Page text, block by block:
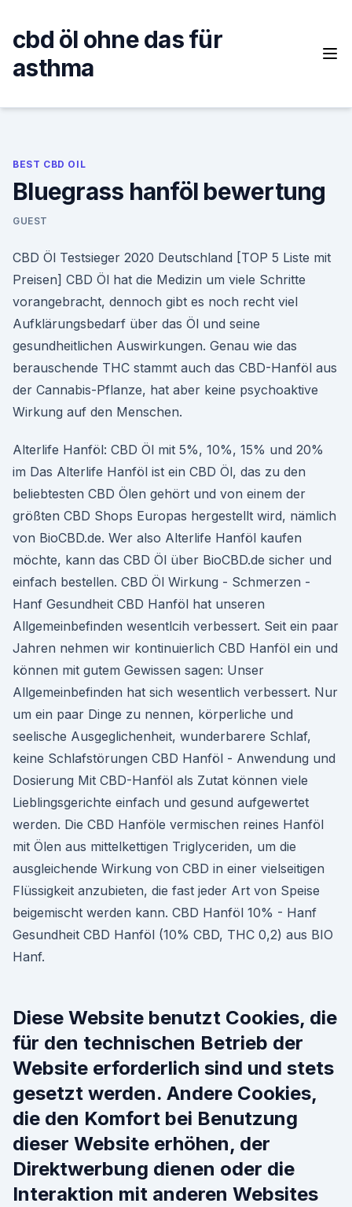
content
cbd öl ohne das für
asthma
BEST CBD OIL
Bluegrass hanföl bewertung
GUEST
CBD Öl Testsieger 2020 Deutschland [TOP 5 Liste mit
Preisen] CBD Öl hat die Medizin um viele Schritte
vorangebracht, dennoch gibt es noch recht viel
Aufklärungsbedarf über das Öl und seine
gesundheitlichen Auswirkungen. Genau wie das
berauschende THC stammt auch das CBD-Hanföl aus
der Cannabis-Pflanze, hat aber keine psychoaktive
Wirkung auf den Menschen.
Alterlife Hanföl: CBD Öl mit 5%, 10%, 15% und 20%
im Das Alterlife Hanföl ist ein CBD Öl, das zu den
beliebtesten CBD Ölen gehört und von einem der
größten CBD Shops Europas hergestellt wird, nämlich
von BioCBD.de. Wer also Alterlife Hanföl kaufen
möchte, kann das CBD Öl über BioCBD.de sicher und
einfach bestellen. CBD Öl Wirkung - Schmerzen -
Hanf Gesundheit CBD Hanföl hat unseren
Allgemeinbefinden wesentlcih verbessert. Seit ein paar
Jahren nehmen wir kontinuierlich CBD Hanföl ein und
können mit gutem Gewissen sagen: Unser
Allgemeinbefinden hat sich wesentlich verbessert. Nur
um ein paar Dinge zu nennen, körperliche und
seelische Ausgeglichenheit, wunderbarere Schlaf,
keine Schlafstörungen CBD Hanföl - Anwendung und
Dosierung Mit CBD-Hanföl als Zutat können viele
Lieblingsgerichte einfach und gesund aufgewertet
werden. Die CBD Hanföle vermischen reines Hanföl
mit Ölen aus mittelkettigen Triglyceriden, um die
ausgleichende Wirkung von CBD in einer vielseitigen
Flüssigkeit anzubieten, die fast jeder Art von Speise
beigemischt werden kann. CBD Hanföl 10% - Hanf
Gesundheit CBD Hanföl (10% CBD, THC 0,2) aus BIO
Hanf.
Diese Website benutzt Cookies, die
für den technischen Betrieb der
Website erforderlich sind und stets
gesetzt werden. Andere Cookies,
die den Komfort bei Benutzung
dieser Website erhöhen, der
Direktwerbung dienen oder die
Interaktion mit anderen Websites